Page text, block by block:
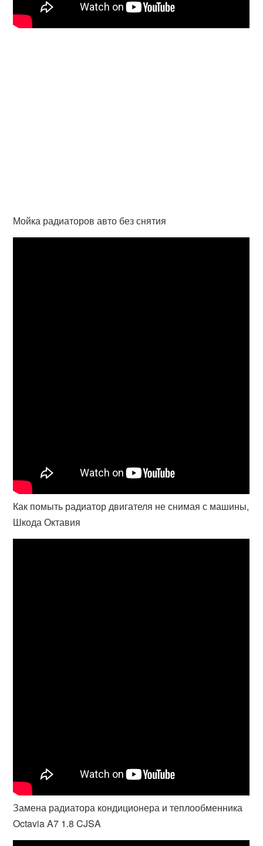
Мойка радиаторов авто без снятия
Как помыть радиатор двигателя не снимая с машины,
Шкода Октавия
Замена радиатора кондиционера и теплообменника
Octavia A7 1.8 CJSA